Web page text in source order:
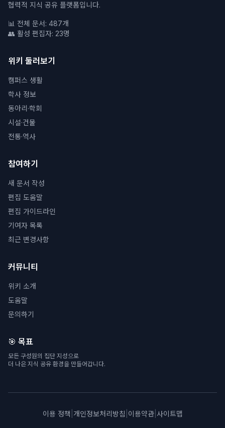
협력적 지식 공유 플랫폼입니다.
📊 전체 문서: 487개
👥 활성 편집자: 23명
위키 둘러보기
캠퍼스 생활
학사 정보
동아리·학회
시설·건물
전통·역사
참여하기
새 문서 작성
편집 도움말
편집 가이드라인
기여자 목록
최근 변경사항
커뮤니티
위키 소개
도움말
문의하기
🎯 목표
모든 구성원의 집단 지성으로
더 나은 지식 공유 환경을 만들어갑니다.
이용 정책 개인정보처리방침 이용약관| 사이트맵